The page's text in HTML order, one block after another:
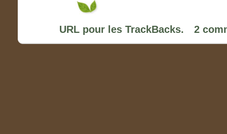
URL pour les TrackBacks. 2